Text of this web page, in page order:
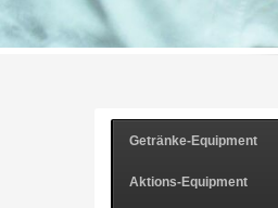
Getränke-Equipment
Aktions-Equipment